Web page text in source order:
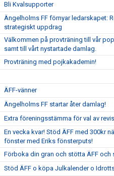
Bli Kvalsupporter
Ängelholms FF förnyar ledarskapet:
strategiskt uppdrag
Välkommen på provträning till vår
samt till vårt nystartade damlag.
Provträning med pojkakademin!
ÄFF-vänner
Ängelholms FF startar åter damlag!
Extra föreningsstämma för val av
En vecka kvar! Stöd ÄFF med 300kr
fönster med Eriks fönsterputs!
Förboka din gran och stötta ÄFF och
Stöd ÄFF o köpa Julkalender o